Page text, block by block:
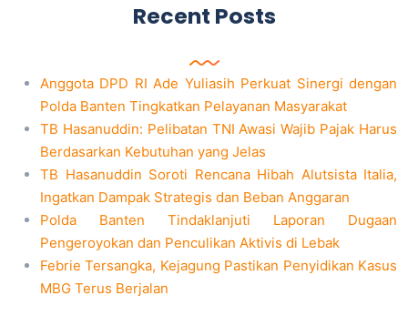
Recent Posts
Anggota DPD RI Ade Yuliasih Perkuat Sinergi dengan
Polda Banten Tingkatkan Pelayanan Masyarakat
TB Hasanuddin: Pelibatan TNI Awasi Wajib Pajak Harus
Berdasarkan Kebutuhan yang Jelas
TB Hasanuddin Soroti Rencana Hibah Alutsista Italia,
Ingatkan Dampak Strategis dan Beban Anggaran
Polda Banten Tindaklanjuti Laporan Dugaan
Pengeroyokan dan Penculikan Aktivis di Lebak
Febrie Tersangka, Kejagung Pastikan Penyidikan Kasus
MBG Terus Berjalan